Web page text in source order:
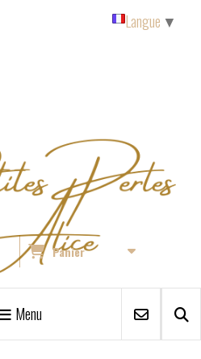
Panier
Menu
Langue ▼